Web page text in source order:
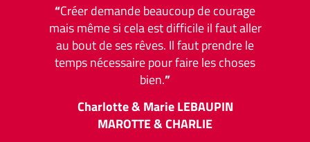
“Créer demande beaucoup de courage
mais même si cela est difficile il faut aller
au bout de ses rêves. Il faut prendre le
temps nécessaire pour faire les choses
bien.”
Charlotte & Marie LEBAUPIN
MAROTTE & CHARLIE